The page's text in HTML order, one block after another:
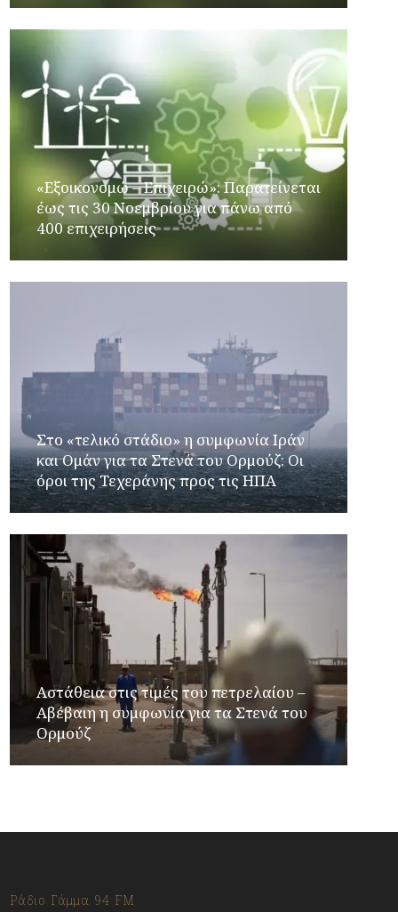
«Εξοικονομώ – Επιχειρώ»: Παρατείνεται
έως τις 30 Νοεμβρίου για πάνω από
400 επιχειρήσεις
Στο «τελικό στάδιο» η συμφωνία Ιράν
και Ομάν για τα Στενά του Ορμούζ: Οι
όροι της Τεχεράνης προς τις ΗΠΑ
Αστάθεια στις τιμές του πετρελαίου –
Αβέβαιη η συμφωνία για τα Στενά του
Ορμούζ
Ράδιο Γάμμα 94 FM